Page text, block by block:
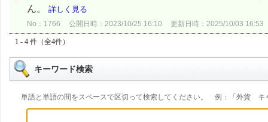
ん。 詳しく見る
No：1766 公開日時：2023/10/25 16:10 更新日時：2025/10/03 16:53
1 - 4 件（全4件）
キーワード検索
単語と単語の間をスペースで区切って検索してください。 例：「外貨 キ